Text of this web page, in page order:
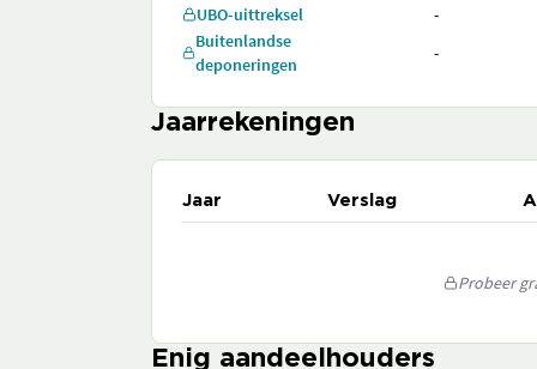
UBO-uittreksel
-
Buitenlandse
deponeringen
-
Jaarrekeningen
Jaar Verslag
Probeer
Enig aandeelhouders